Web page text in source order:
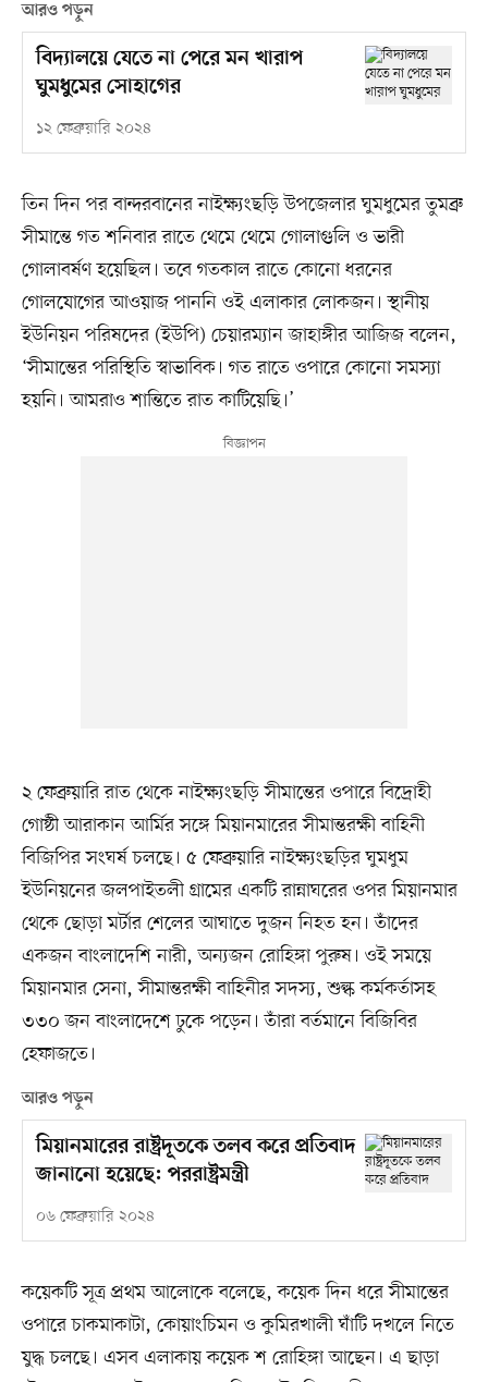
আরও পড়ুন
বিদ্যালয়ে যেতে না পেরে মন খারাপ
ঘুমধুমের সোহাগের
১২ ফেব্রুয়ারি ২০২৪
তিন দিন পর বান্দরবানের নাইক্ষ্যংছড়ি উপজেলার ঘুমধুমের তুমব্রু
সীমান্তে গত শনিবার রাতে থেমে থেমে গোলাগুলি ও ভারী
গোলাবর্ষণ হয়েছিল। তবে গতকাল রাতে কোনো ধরনের
গোলযোগের আওয়াজ পাননি ওই এলাকার লোকজন। স্থানীয়
ইউনিয়ন পরিষদের (ইউপি) চেয়ারম্যান জাহাঙ্গীর আজিজ বলেন,
‘সীমান্তের পরিস্থিতি স্বাভাবিক। গত রাতে ওপারে কোনো সমস্যা
হয়নি। আমরাও শান্তিতে রাত কাটিয়েছি।’
২ ফেব্রুয়ারি রাত থেকে নাইক্ষ্যংছড়ি সীমান্তের ওপারে বিদ্রোহী
গোষ্ঠী আরাকান আর্মির সঙ্গে মিয়ানমারের সীমান্তরক্ষী বাহিনী
বিজিপির সংঘর্ষ চলছে। ৫ ফেব্রুয়ারি নাইক্ষ্যংছড়ির ঘুমধুম
ইউনিয়নের জলপাইতলী গ্রামের একটি রান্নাঘরের ওপর মিয়ানমার
থেকে ছোড়া মর্টার শেলের আঘাতে দুজন নিহত হন। তাঁদের
একজন বাংলাদেশি নারী, অন্যজন রোহিঙ্গা পুরুষ। ওই সময়ে
মিয়ানমার সেনা, সীমান্তরক্ষী বাহিনীর সদস্য, শুল্ক কর্মকর্তাসহ
৩৩০ জন বাংলাদেশে ঢুকে পড়েন। তাঁরা বর্তমানে বিজিবির
হেফাজতে।
আরও পড়ুন
মিয়ানমারের রাষ্ট্রদূতকে তলব করে প্রতিবাদ
জানানো হয়েছে: পররাষ্ট্রমন্ত্রী
০৬ ফেব্রুয়ারি ২০২৪
কয়েকটি সূত্র প্রথম আলোকে বলেছে, কয়েক দিন ধরে সীমান্তের
ওপারে চাকমাকাটা, কোয়াংচিমন ও কুমিরখালী ঘাঁটি দখলে নিতে
যুদ্ধ চলছে। এসব এলাকায় কয়েক শ রোহিঙ্গা আছেন। এ ছাড়া